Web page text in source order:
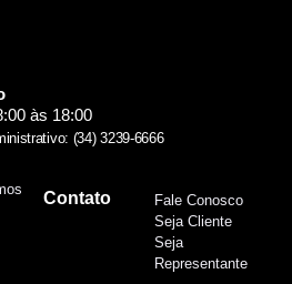
às 18:00
(34) 3239-6666
Contato
Fale Conosco
Seja Cliente
Seja
Representante